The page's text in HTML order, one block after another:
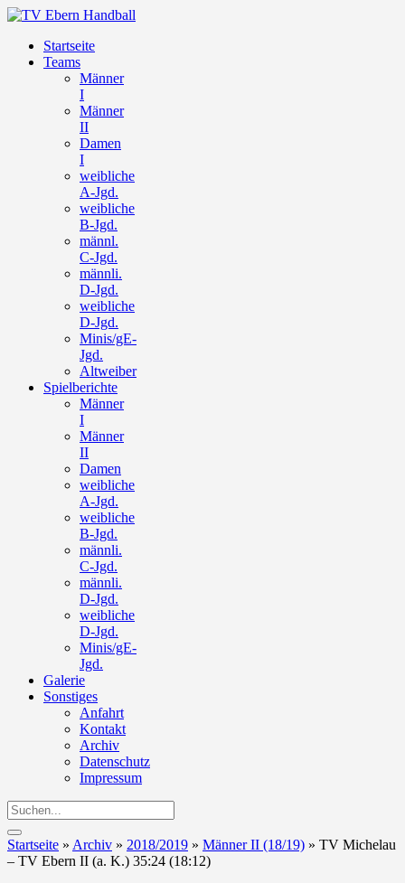
Startseite
Teams
Männer
I
Männer
II
Damen
I
weibliche
A-Jgd.
weibliche
B-Jgd.
männl.
C-Jgd.
männli.
D-Jgd.
weibliche
D-Jgd.
Minis/gE-
Jgd.
Altweiber
Spielberichte
Männer
I
Männer
II
Damen
weibliche
A-Jgd.
weibliche
B-Jgd.
männli.
C-Jgd.
männli.
D-Jgd.
weibliche
D-Jgd.
Minis/gE-
Jgd.
Galerie
Sonstiges
Anfahrt
Kontakt
Archiv
Datenschutz
Impressum
Startseite » Archiv » 2018/2019 » Männer II (18/19) » TV Michelau
– TV Ebern II (a. K.) 35:24 (18:12)